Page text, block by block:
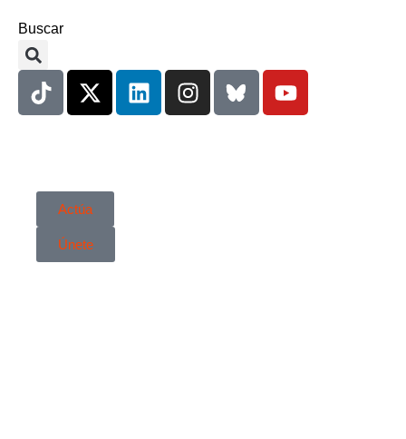
Buscar
Actúa
Únete